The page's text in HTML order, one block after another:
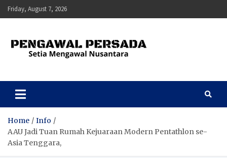
Skip
to
Friday, August 7, 2026
Pengawal Persada
Home
Info
AAU Jadi Tuan Rumah Kejuaraan Modern Pentathlon se-
Asia Tenggara,